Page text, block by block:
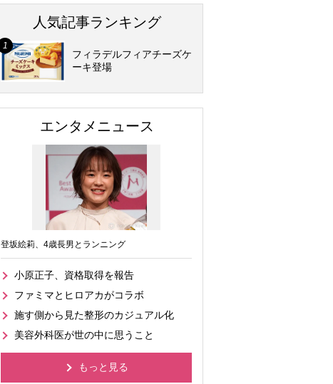
人気記事ランキング
フィラデルフィアチーズケ
ーキ登場
エンタメニュース
登坂絵莉、4歳長男とランニング
小原正子、資格取得を報告
ファミマとヒロアカがコラボ
施す側から見た整形のカジュアル化
美容外科医が世の中に思うこと
もっと見る